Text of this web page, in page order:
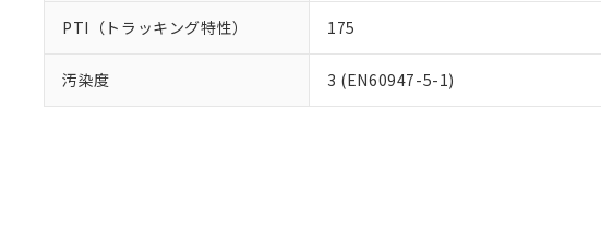
PTI（トラッキング特性） 175
汚染度 3 (EN60947-5-1)